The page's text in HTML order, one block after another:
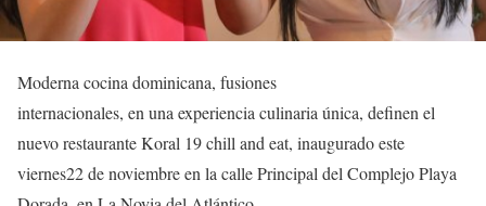
Moderna cocina dominicana, fusiones
internacionales, en una experiencia culinaria única, definen el
nuevo restaurante Koral 19 chill and eat, inaugurado este
viernes22 de noviembre en la calle Principal del Complejo Playa